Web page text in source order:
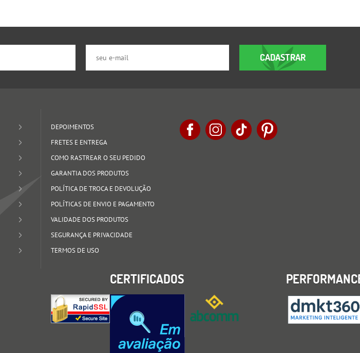
CADASTRAR
DEPOIMENTOS
FRETES E ENTREGA
COMO RASTREAR O SEU PEDIDO
GARANTIA DOS PRODUTOS
POLÍTICA DE TROCA E DEVOLUÇÃO
POLÍTICAS DE ENVIO E PAGAMENTO
VALIDADE DOS PRODUTOS
SEGURANÇA E PRIVACIDADE
TERMOS DE USO
CERTIFICADOS